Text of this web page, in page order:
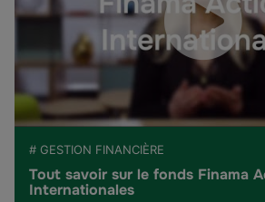
# GESTION FINANCIÈRE
Tout savoir sur le fonds Finama
Internationales